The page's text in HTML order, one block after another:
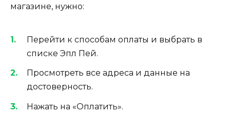
магазине, нужно:
Перейти к способам оплаты и выбрать в
списке Эпл Пей.
Просмотреть все адреса и данные на
достоверность.
Нажать на «Оплатить».